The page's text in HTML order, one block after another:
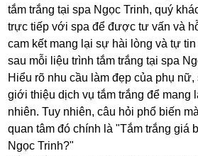
tắm trắng tại spa Ngọc Trinh, quý
trực tiếp với spa để được tư vấn và
cam kết mang lại sự hài lòng và tự
sau mỗi liệu trình tắm trắng tại spa
Hiểu rõ nhu cầu làm đẹp của phụ nữ,
giới thiệu dịch vụ tắm trắng để mang
nhiên. Tuy nhiên, câu hỏi phổ biến
quan tâm đó chính là "Tắm trắng giá
Ngọc Trinh?"